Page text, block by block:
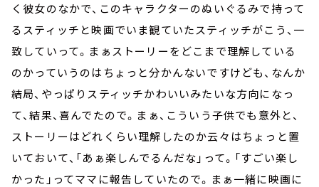
く彼女のなかで、このキャラクターのぬいぐるみで持って
るスティッチと映画でいま観ていたスティッチがこう、一
致していって。まぁストーリーをどこまで理解している
のかっていうのはちょっと分かんないですけども、なんか
結局、やっぱりスティッチかわいいみたいな方向になっ
て、結果、喜んでたので。まぁ、こういう子供でも意外と、
ストーリーはどれくらい理解したのか云々はちょっと置
いておいて、「あぁ楽しんでるんだな」って。「すごい楽し
かった」ってママに報告していたので。まぁ一緒に映画に